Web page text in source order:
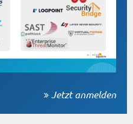
Jetzt anmelden